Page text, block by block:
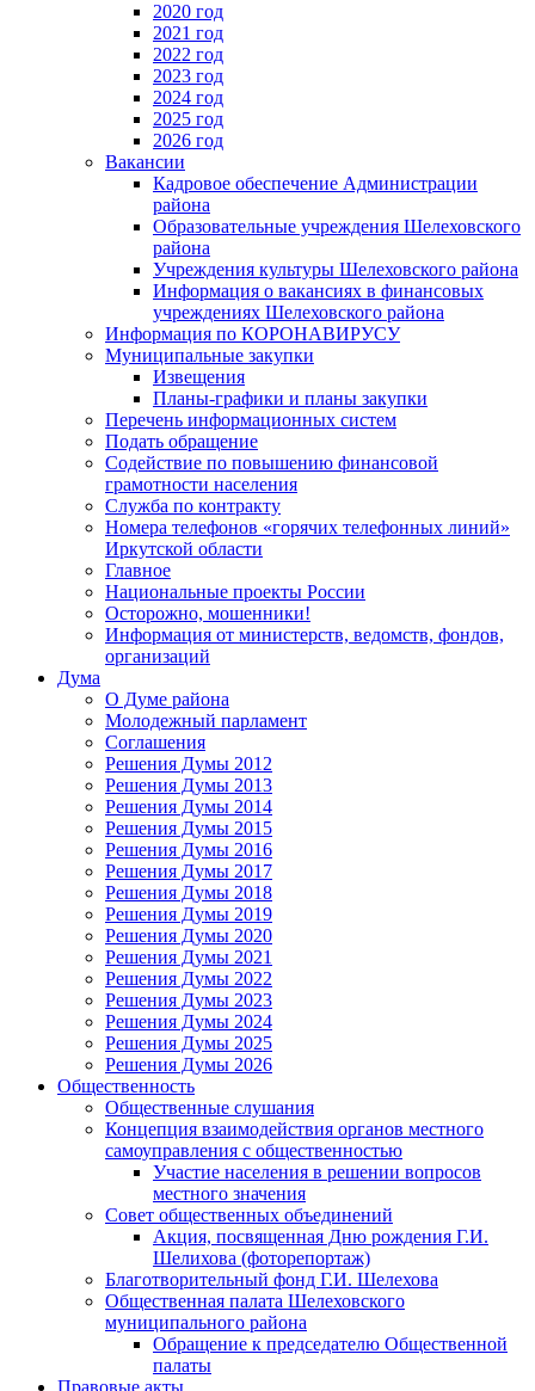
2020 год
2021 год
2022 год
2023 год
2024 год
2025 год
2026 год
Вакансии
Кадровое обеспечение Администрации
района
Образовательные учреждения Шелеховского
района
Учреждения культуры Шелеховского района
Информация о вакансиях в финансовых
учреждениях Шелеховского района
Информация по КОРОНАВИРУСУ
Муниципальные закупки
Извещения
Планы-графики и планы закупки
Перечень информационных систем
Подать обращение
Содействие по повышению финансовой
грамотности населения
Служба по контракту
Номера телефонов «горячих телефонных линий»
Иркутской области
Главное
Национальные проекты России
Осторожно, мошенники!
Информация от министерств, ведомств, фондов,
организаций
Дума
О Думе района
Молодежный парламент
Соглашения
Решения Думы 2012
Решения Думы 2013
Решения Думы 2014
Решения Думы 2015
Решения Думы 2016
Решения Думы 2017
Решения Думы 2018
Решения Думы 2019
Решения Думы 2020
Решения Думы 2021
Решения Думы 2022
Решения Думы 2023
Решения Думы 2024
Решения Думы 2025
Решения Думы 2026
Общественность
Общественные слушания
Концепция взаимодействия органов местного
самоуправления с общественностью
Участие населения в решении вопросов
местного значения
Совет общественных объединений
Акция, посвященная Дню рождения Г.И.
Шелихова (фоторепортаж)
Благотворительный фонд Г.И. Шелехова
Общественная палата Шелеховского
муниципального района
Обращение к председателю Общественной
палаты
Правовые акты